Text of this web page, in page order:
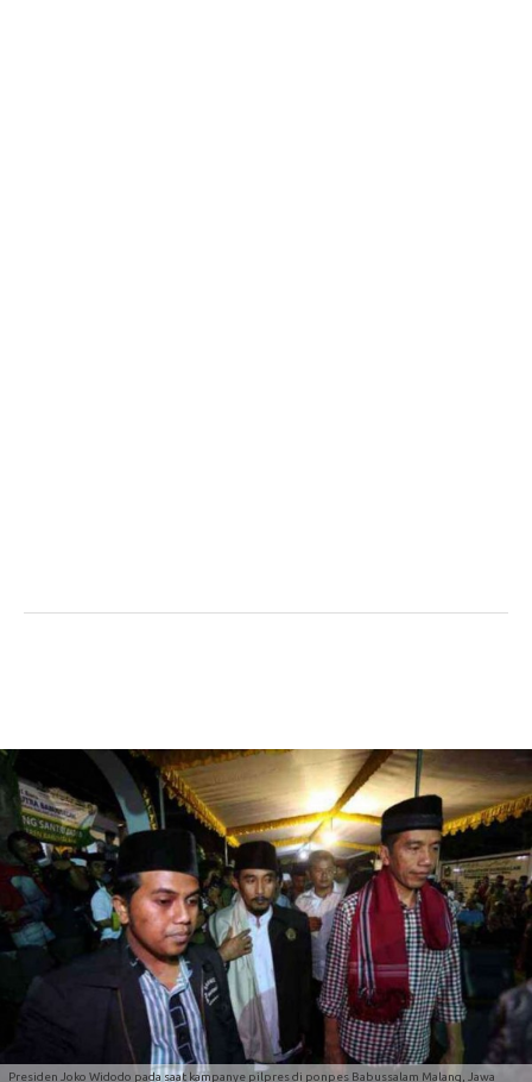
Presiden Joko Widodo pada saat kampanye pilpres di ponpes Babussalam Malang, Jawa